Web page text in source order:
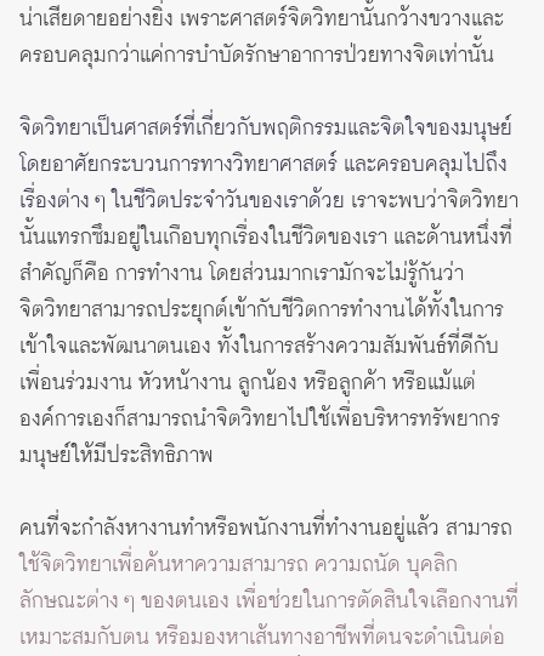
น่าเสียดายอย่างยิ่ง เพราะศาสตร์จิตวิทยานั้นกว้างขวางและ
ครอบคลุมกว่าแค่การบำบัดรักษาอาการป่วยทางจิตเท่านั้น
จิตวิทยาเป็นศาสตร์ที่เกี่ยวกับพฤติกรรมและจิตใจของมนุษย์
โดยอาศัยกระบวนการทางวิทยาศาสตร์ และครอบคลุมไปถึง
เรื่องต่าง ๆ ในชีวิตประจำวันของเราด้วย เราจะพบว่าจิตวิทยา
นั้นแทรกซึมอยู่ในเกือบทุกเรื่องในชีวิตของเรา และด้านหนึ่งที่
สำคัญก็คือ การทำงาน โดยส่วนมากเรามักจะไม่รู้กันว่า
จิตวิทยาสามารถประยุกต์เข้ากับชีวิตการทำงานได้ทั้งในการ
เข้าใจและพัฒนาตนเอง ทั้งในการสร้างความสัมพันธ์ที่ดีกับ
เพื่อนร่วมงาน หัวหน้างาน ลูกน้อง หรือลูกค้า หรือแม้แต่
องค์การเองก็สามารถนำจิตวิทยาไปใช้เพื่อบริหารทรัพยากร
มนุษย์ให้มีประสิทธิภาพ
คนที่จะกำลังหางานทำหรือพนักงานที่ทำงานอยู่แล้ว สามารถ
ใช้จิตวิทยาเพื่อค้นหาความสามารถ ความถนัด บุคลิก
ลักษณะต่าง ๆ ของตนเอง เพื่อช่วยในการตัดสินใจเลือกงานที่
เหมาะสมกับตน หรือมองหาเส้นทางอาชีพที่ตนจะดำเนินต่อ